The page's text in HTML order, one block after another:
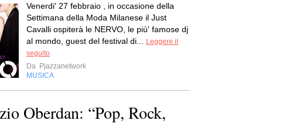
Venerdi' 27 febbraio , in occasione della
Settimana della Moda Milanese il Just
Cavalli ospiterà le NERVO, le più' famose dj
al mondo, guest del festival di...
Leggere il
seguito
Da Pjazzanetwork
MUSICA
Oberdan: “Pop, Rock,